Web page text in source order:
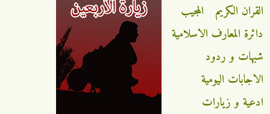
القران الكريم
المجيب
دائرة المعارف الاسلامية
شبهات و ردود
الاجابات اليومية
ادعية و زيارات